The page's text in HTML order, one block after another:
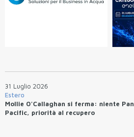
31 Luglio 2026
Estero
Mollie O'Callaghan si ferma: niente Pan
Pacific, priorità al recupero